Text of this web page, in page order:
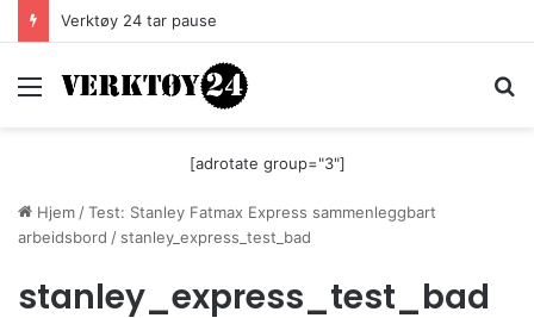
Verktøy 24 tar pause
Meny
[adrotate group="3"]
Hjem /Test: Stanley Fatmax Express sammenleggbart
arbeidsbord / stanley_express_test_bad
stanley_express_test_bad